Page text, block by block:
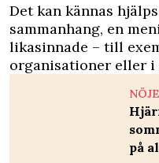
Det kan kännas
sammanhang, en
likasinnade – till
organisationer eller i
NÖJE
på